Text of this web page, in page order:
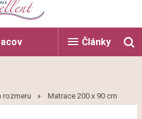
Články
rozmeru Matrace 200 x 90 cm